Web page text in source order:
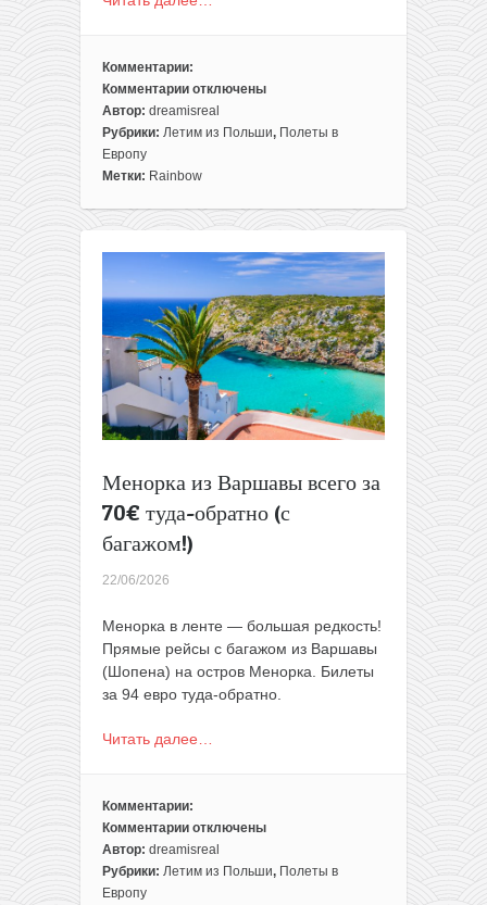
Комментарии:
Комментарии
к
записи
На
море
Албанию
туда-
обратно
из
Польши
(с
багажом)
отключены
Автор: dreamisreal
Рубрики: Летим из Польши, Полеты в
Европу
Метки: Rainbow
Менорка из Варшавы всего за
70€ туда-обратно (с
багажом!)
22/06/2026
Менорка в ленте — большая редкость!
Прямые рейсы с багажом из Варшавы
(Шопена) на остров Менорка. Билеты
за 94 евро туда-обратно.
Читать далее…
Комментарии:
Комментарии
к
записи
Менорка
отключены
Автор: dreamisreal
Рубрики: Летим из Польши, Полеты в
Европу